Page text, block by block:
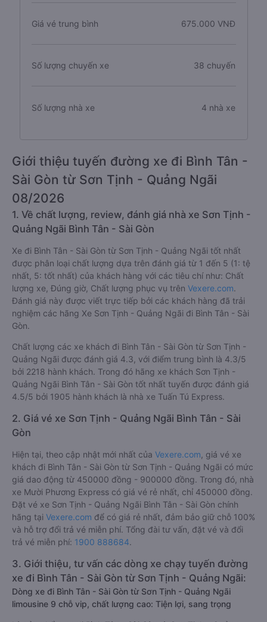
Giá vé trung bình 675.000 VNĐ
Số lượng chuyến xe 38 chuyến
Số lượng nhà xe 4 nhà xe
Giới thiệu tuyến đường xe đi Bình Tân -
Sài Gòn từ Sơn Tịnh - Quảng Ngãi
08/2026
1. Về chất lượng, review, đánh giá nhà xe Sơn Tịnh -
Quảng Ngãi Bình Tân - Sài Gòn
Xe đi Bình Tân - Sài Gòn từ Sơn Tịnh - Quảng Ngãi tốt nhất
được phân loại chất lượng dựa trên đánh giá từ 1 đến 5 (1: tệ
nhất, 5: tốt nhất) của khách hàng với các tiêu chí như: Chất
lượng xe, Đúng giờ, Chất lượng phục vụ trên Vexere.com.
Đánh giá này được viết trực tiếp bởi các khách hàng đã trải
nghiệm các hãng Xe Sơn Tịnh - Quảng Ngãi đi Bình Tân - Sài
Gòn.
Chất lượng các xe khách đi Bình Tân - Sài Gòn từ Sơn Tịnh -
Quảng Ngãi được đánh giá 4.3, với điểm trung bình là 4.3/5
bởi 2218 hành khách. Trong đó hãng xe khách Sơn Tịnh -
Quảng Ngãi Bình Tân - Sài Gòn tốt nhất tuyến được đánh giá
4.5/5 bởi 1905 hành khách là nhà xe Tuấn Tú Express.
2. Giá vé xe Sơn Tịnh - Quảng Ngãi Bình Tân - Sài
Gòn
Hiện tại, theo cập nhật mới nhất của Vexere.com , giá vé xe
khách đi Bình Tân - Sài Gòn từ Sơn Tịnh - Quảng Ngãi có mức
giá dao động từ 450000 đồng - 900000 đồng. Trong đó, nhà
xe Mười Phương Express có giá vé rẻ nhất, chỉ 450000 đồng.
Đặt vé xe Sơn Tịnh - Quảng Ngãi Bình Tân - Sài Gòn chính
hãng tại Vexere.com để có giá rẻ nhất, đảm bảo giữ chỗ 100%
và hỗ trợ đổi trả vé miễn phí. Tổng đài tư vấn, đặt vé và đổi
trả vé miễn phí: 1900 888684.
3. Giới thiệu, tư vấn các dòng xe chạy tuyến đường
xe đi Bình Tân - Sài Gòn từ Sơn Tịnh - Quảng Ngãi:
Dòng xe đi Bình Tân - Sài Gòn từ Sơn Tịnh - Quảng Ngãi
limousine 9 chỗ vip, chất lượng cao: Tiện lợi, sang trọng